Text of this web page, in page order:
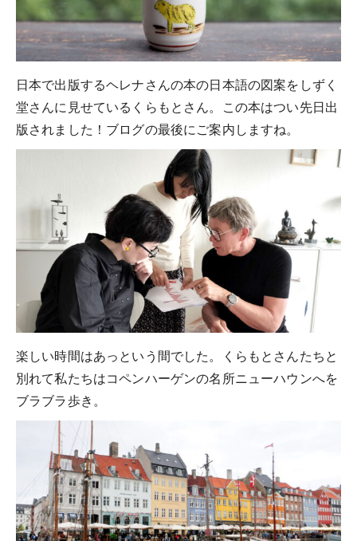
日本で出版するヘレナさんの本の日本語の図案をしずく
堂さんに見せているくらもとさん。この本はつい先日出
版されました！ブログの最後にご案内しますね。
楽しい時間はあっという間でした。くらもとさんたちと
別れて私たちはコペンハーゲンの名所ニューハウンへを
ブラブラ歩き。